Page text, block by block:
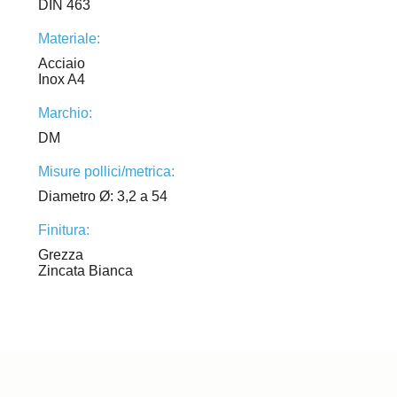
DIN 463
Materiale:
Acciaio
Inox A4
Marchio:
DM
Misure pollici/metrica:
Diametro Ø: 3,2 a 54
Finitura:
Grezza
Zincata Bianca